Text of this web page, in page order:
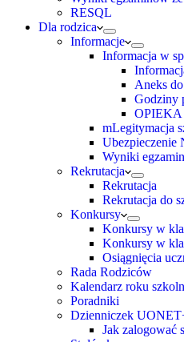
RESQL
Dla rodzica
Informacje
Informacja w
Aneks
Godziny
mLegitymacja
Ubezpieczenie
Wyniki
Rekrutacja
Rekrutacja
Rekrutacja do
Konkursy
Konkursy w
Konkursy w
Osiągnięcia
Rada Rodziców
Kalendarz roku
Poradniki
Dzienniczek
Jak zalogować